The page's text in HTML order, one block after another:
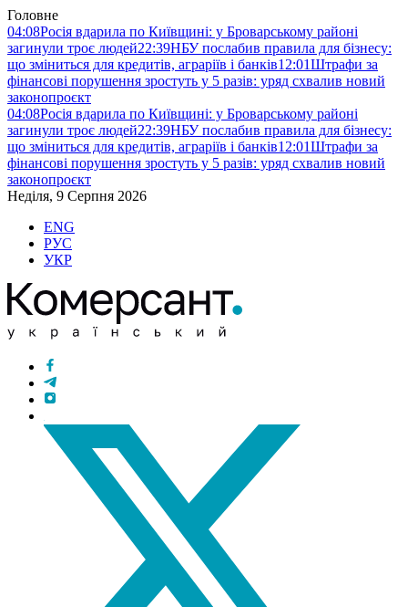
Головне
04:08Росія вдарила по Київщині: у Броварському районі
загинули троє людей22:39НБУ послабив правила для бізнесу:
що зміниться для кредитів, аграріїв і банків12:01Штрафи за
фінансові порушення зростуть у 5 разів: уряд схвалив новий
законопроєкт
04:08Росія вдарила по Київщині: у Броварському районі
загинули троє людей22:39НБУ послабив правила для бізнесу:
що зміниться для кредитів, аграріїв і банків12:01Штрафи за
фінансові порушення зростуть у 5 разів: уряд схвалив новий
законопроєкт
Неділя, 9 Серпня 2026
ENG
РУС
УКР